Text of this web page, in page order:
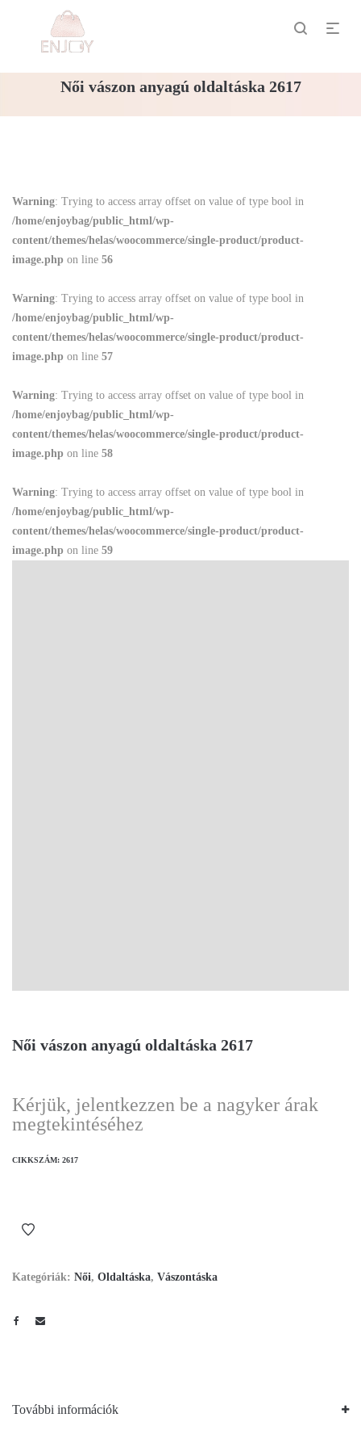
Női vászon anyagú oldaltáska 2617
Warning: Trying to access array offset on value of type bool in
/home/enjoybag/public_html/wp-
content/themes/helas/woocommerce/single-product/product-
image.php on line 56
Warning: Trying to access array offset on value of type bool in
/home/enjoybag/public_html/wp-
content/themes/helas/woocommerce/single-product/product-
image.php on line 57
Warning: Trying to access array offset on value of type bool in
/home/enjoybag/public_html/wp-
content/themes/helas/woocommerce/single-product/product-
image.php on line 58
Warning: Trying to access array offset on value of type bool in
/home/enjoybag/public_html/wp-
content/themes/helas/woocommerce/single-product/product-
image.php on line 59
Női vászon anyagú oldaltáska 2617
Kérjük, jelentkezzen be a nagyker árak
megtekintéséhez
CIKKSZÁM: 2617
Kategóriák: Női, Oldaltáska, Vászontáska
További információk